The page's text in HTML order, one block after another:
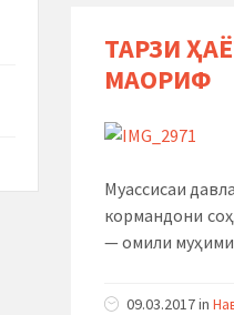
ТАРЗИ
МАОРИФ
Муассисаи
кормандони
— омили муҳими
09.03.2017in